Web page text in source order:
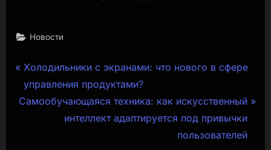
Новости
Навигация
по
записям
P
r
e
Холодильники с экранами: что нового в сфере
управления продуктами?
N
Самообучающаяся техника: как искусственный
интеллект адаптируется под привычки
пользователей